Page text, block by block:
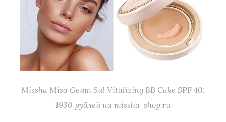
Missha Misa Geum Sul Vitalizing BB Cake SPF 40:
1930 рублей на missha-shop.ru